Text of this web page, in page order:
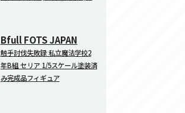
Bfull FOTS JAPAN
触手討伐失敗録 私立魔法学校2
年B組 セリア 1/5スケール塗装済
み完成品フィギュア